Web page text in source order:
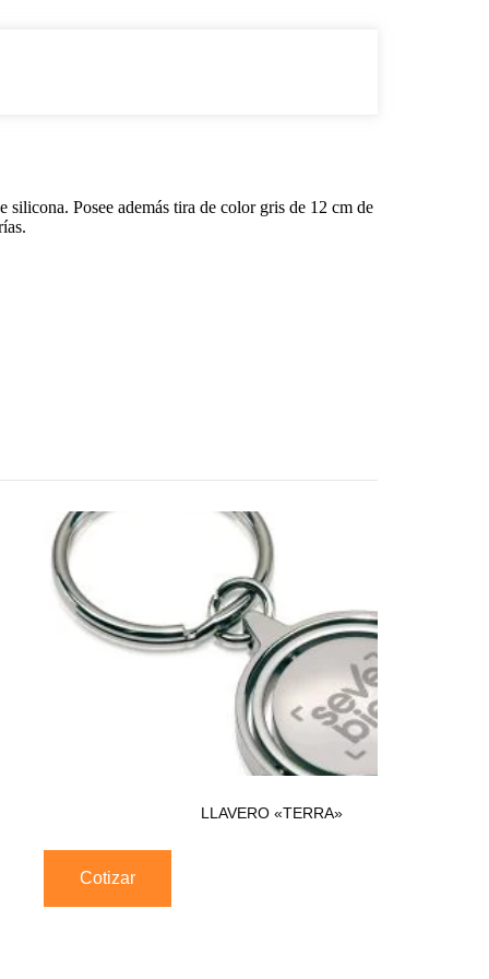
Posee además tira de color gris de 12 cm de
LLAVERO «TERRA»
Cotizar